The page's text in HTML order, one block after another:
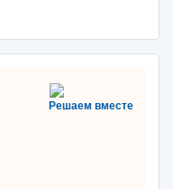
Решаем вместе